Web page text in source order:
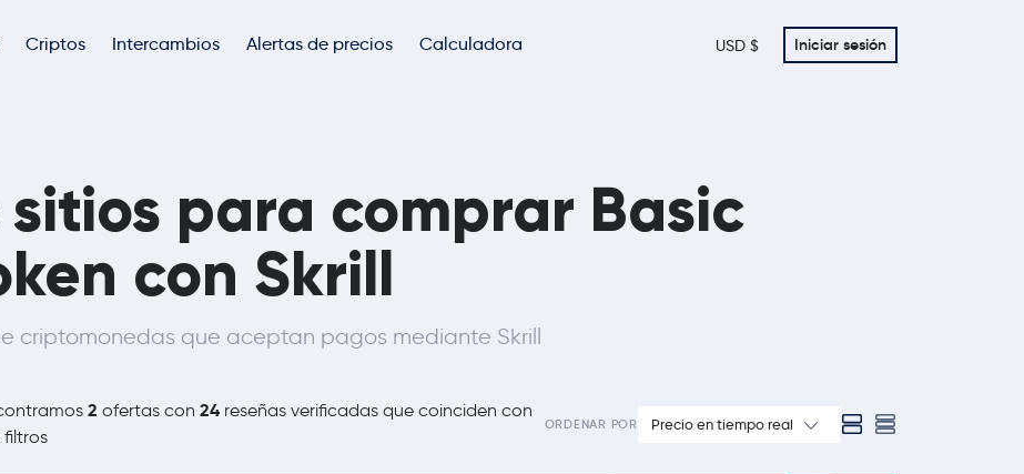
Criptos Intercambios Alertas de precios Calculadora USD $ Iniciar sesión
sitios para comprar Basic
con Skrill
criptomonedas que aceptan pagos mediante Skrill
2 ofertas con 24 reseñas verificadas que coinciden con
filtros
ORDENAR POR Precio en tiempo real